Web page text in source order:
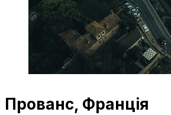
Прованс, Франція